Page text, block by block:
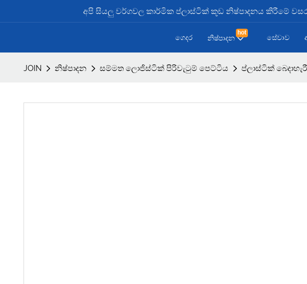
අපි සියලු වර්ගවල කාර්මික ප්ලාස්ටික් කූඩ නිෂ්පාදනය කිරීමේ
ගෙදර නිෂ්පාදන
hot
සේවාව
JOIN නිෂ්පාදන සම්මත ලොජිස්ටික් පිරිවැටුම් පෙට්ටිය ප්ලාස්ටික්